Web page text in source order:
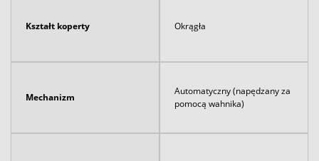
Kształt koperty Okrągła
Mechanizm
Automatyczny (napędzany za
pomocą wahnika)